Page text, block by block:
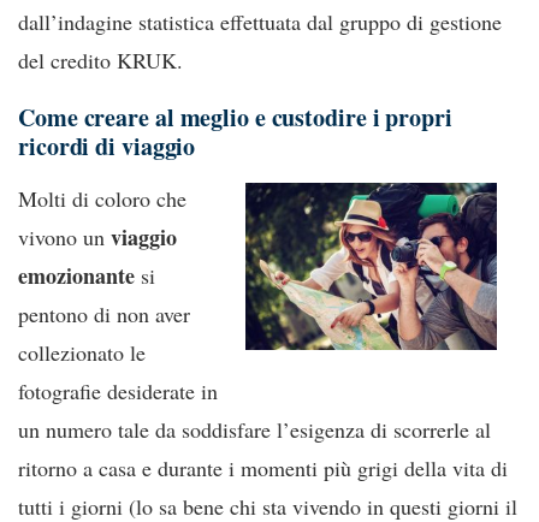
dall’indagine statistica effettuata dal gruppo di gestione
del credito KRUK.
Come creare al meglio e custodire i propri
ricordi di viaggio
Molti di coloro che
vivono un viaggio
emozionante si
pentono di non aver
collezionato le
fotografie desiderate in
un numero tale da soddisfare l’esigenza di scorrerle al
ritorno a casa e durante i momenti più grigi della vita di
tutti i giorni (lo sa bene chi sta vivendo in questi giorni il